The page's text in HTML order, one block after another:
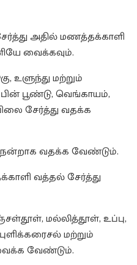
அதில் மணத்தக்காளி
வைக்கவும்.
உளுந்து மற்றும்
பூண்டு, வெங்காயம்,
சேர்த்து வதக்க
நன்றாக வதக்க வேண்டும்.
வத்தல் சேர்த்து
மல்லித்தூள், உப்பு,
மற்றும்
வேண்டும்.